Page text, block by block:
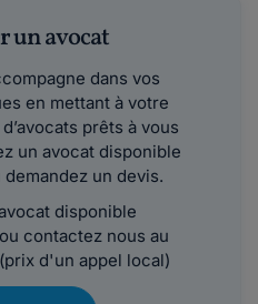
un avocat
dans vos
en mettant à votre
prêts à vous
un avocat disponible
un devis.
disponible
contactez nous au
d'un appel local)